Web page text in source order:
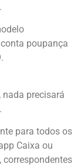
poupança
precisará
para todos os
Caixa ou